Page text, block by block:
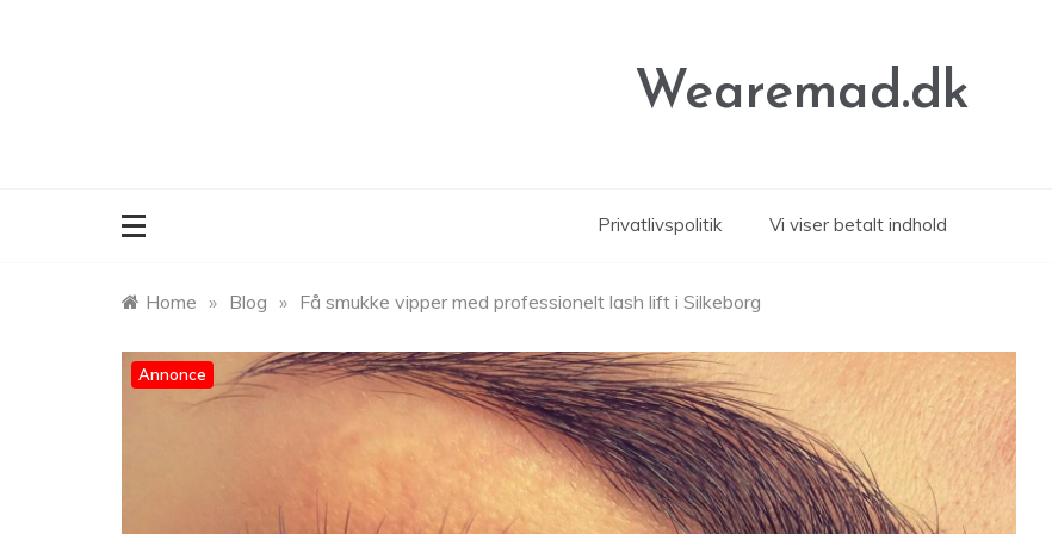
Wearemad.dk
Privatlivspolitik Vi viser betalt indhold
Home » Blog » Få smukke vipper med professionelt lash lift i Silkeborg
Annonce